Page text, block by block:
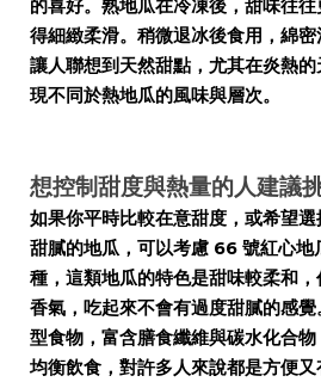
的喜好。熟地瓜在冷凍後，甜味往
得細緻柔滑。稍微退冰後食用，綿
讓人聯想到天然甜點，尤其在炎熱
現不同於熱地瓜的風味與層次。
想控制甜度與熱量的人建議
如果你平時比較在意甜度，或希望
甜膩的地瓜，可以考慮 66 號紅心地
種，這類地瓜的特色是甜味較柔和
香氣，吃起來不會有過度甜膩的感
型食物，富含膳食纖維與碳水化合
均衡飲食，對許多人來說都是方便又